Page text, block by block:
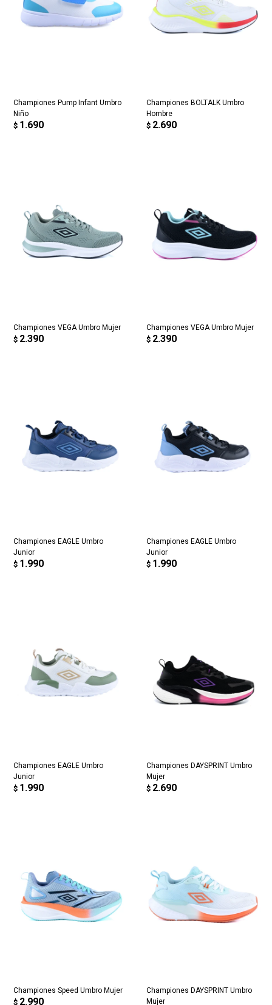
Championes Pump Infant Umbro
Niño
$ 1.690
Championes BOLTALK Umbro
Hombre
$ 2.690
Championes VEGA Umbro Mujer
$ 2.390
Championes VEGA Umbro Mujer
$ 2.390
Championes EAGLE Umbro
Junior
$ 1.990
Championes EAGLE Umbro
Junior
$ 1.990
Championes EAGLE Umbro
Junior
$ 1.990
Championes DAYSPRINT Umbro
Mujer
$ 2.690
Championes Speed Umbro Mujer
$ 2.990
Championes DAYSPRINT Umbro
Mujer